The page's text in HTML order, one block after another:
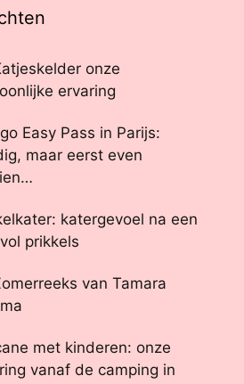
onze
ervaring
Easy Pass in Parijs:
maar eerst even
katergevoel na een
prikkels
van Tamara
met kinderen: onze
vanaf de camping in